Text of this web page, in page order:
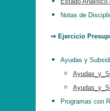
Notas de
⇒ Ejercicio
Ayudas y
Programas con